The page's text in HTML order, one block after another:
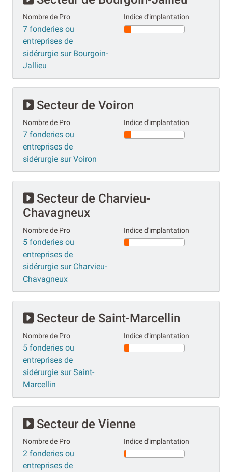
Nombre de Pro
7 fonderies ou
entreprises de
sidérurgie sur Bourgoin-
Jallieu
Indice d'implantation
Secteur de Voiron
Nombre de Pro
7 fonderies ou
entreprises de
sidérurgie sur Voiron
Indice d'implantation
Secteur de Charvieu-
Chavagneux
Nombre de Pro
5 fonderies ou
entreprises de
sidérurgie sur Charvieu-
Chavagneux
Indice d'implantation
Secteur de Saint-Marcellin
Nombre de Pro
5 fonderies ou
entreprises de
sidérurgie sur Saint-
Marcellin
Indice d'implantation
Secteur de Vienne
Nombre de Pro
2 fonderies ou
entreprises de
Indice d'implantation